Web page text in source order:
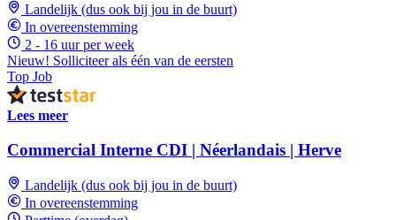
Landelijk (dus ook bij jou in de buurt)
In overeenstemming
2 - 16 uur per week
Nieuw! Solliciteer als één van de eersten
Top Job
Lees meer
Commercial Interne CDI | Néerlandais | Herve
Landelijk (dus ook bij jou in de buurt)
In overeenstemming